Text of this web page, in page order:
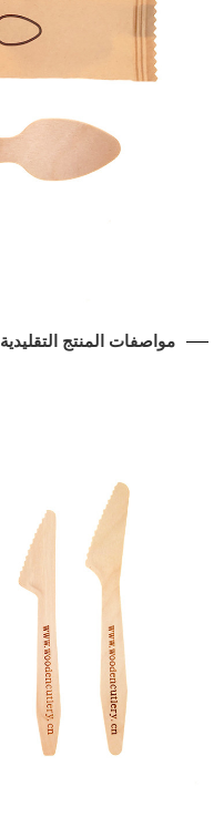
مواصفات المنتج التقليدية